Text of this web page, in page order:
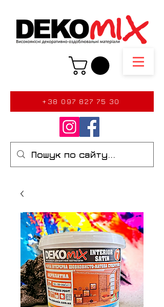
+38 097 827 75 30